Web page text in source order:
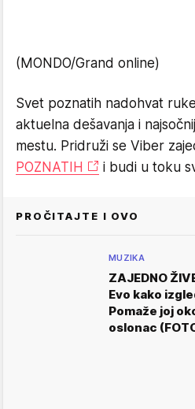
(MONDO/Grand online)
Svet poznatih nadohvat
aktuelna dešavanja i
mestu. Pridruži se Viber
POZNATIH
i budi u toku
PROČITAJTE I OVO
MUZIKA
ZAJEDNO
Evo kako
Pomaže joj
oslonac